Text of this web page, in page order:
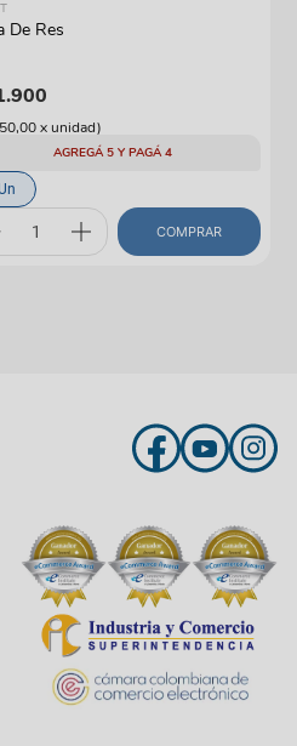
De Res
.900
xunidad)
AGREGÁ 5 Y PAGÁ 4
COMPRAR